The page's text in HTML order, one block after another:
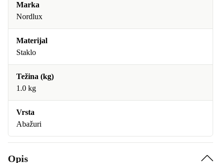
Marka
Nordlux
Materijal
Staklo
Težina (kg)
1.0 kg
Vrsta
Abažuri
Opis